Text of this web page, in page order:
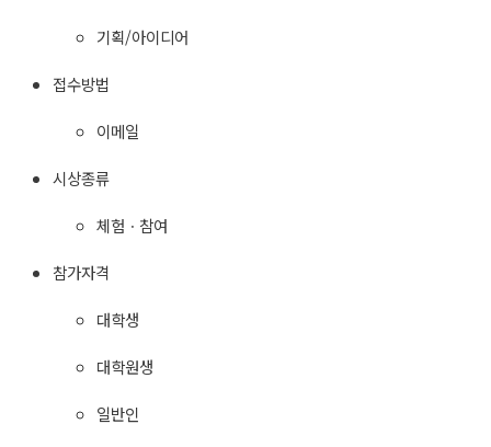
기획/아이디어
접수방법
이메일
시상종류
체험ㆍ참여
참가자격
대학생
대학원생
일반인